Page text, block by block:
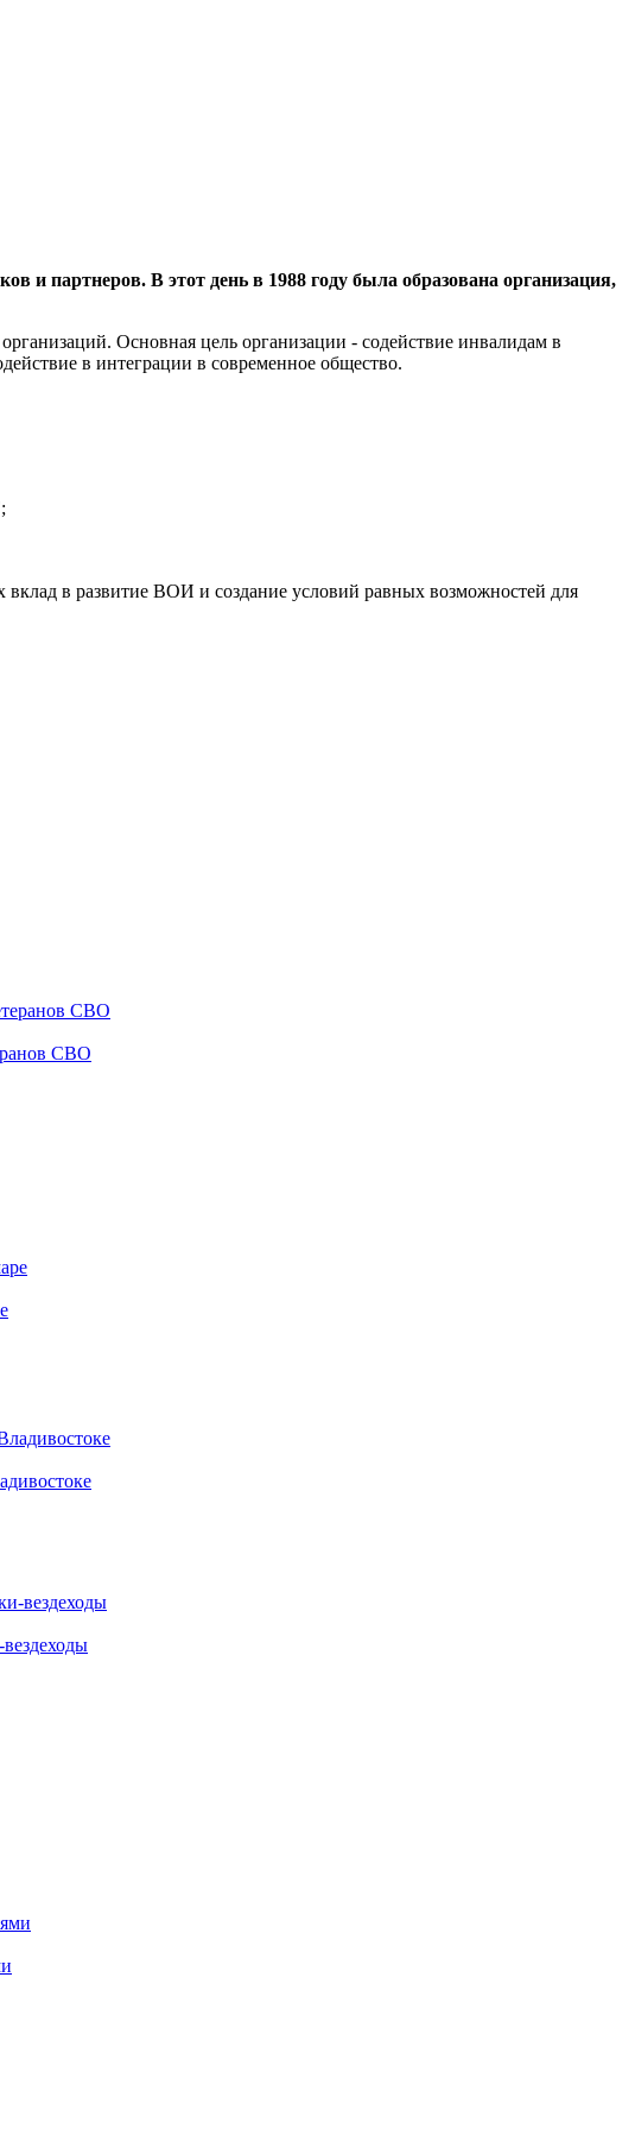
и партнеров. В этот день в 1988 году была образована организация,
Основная цель организации - содействие инвалидам в
в интеграции в современное общество.
в развитие ВОИ и создание условий равных возможностей для
СВО